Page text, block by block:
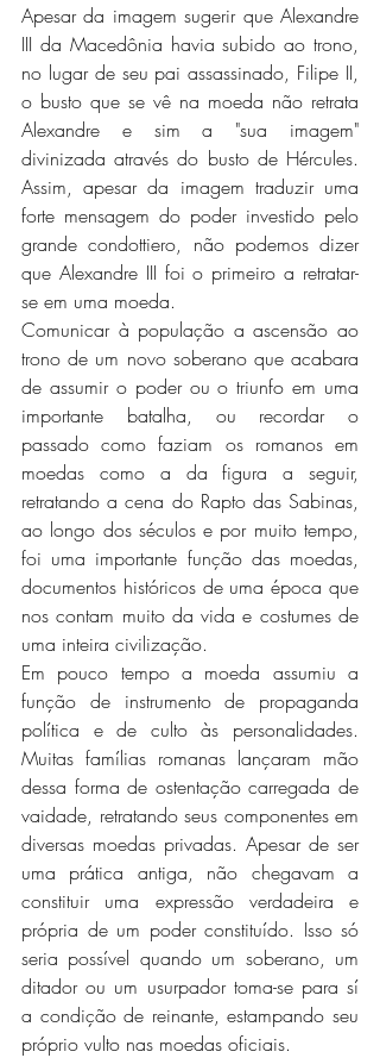
Apesar da imagem sugerir que Alexandre
III da Macedônia havia subido ao trono,
no lugar de seu pai assassinado, Filipe II,
o busto que se vê na moeda não retrata
Alexandre e sim a "sua imagem"
divinizada através do busto de Hércules.
Assim, apesar da imagem traduzir uma
forte mensagem do poder investido pelo
grande condottiero, não podemos dizer
que Alexandre III foi o primeiro a retratar-
se em uma moeda.
Comunicar à população a ascensão ao
trono de um novo soberano que acabara
de assumir o poder ou o triunfo em uma
importante batalha, ou recordar o
passado como faziam os romanos em
moedas como a da figura a seguir,
retratando a cena do Rapto das Sabinas,
ao longo dos séculos e por muito tempo,
foi uma importante função das moedas,
documentos históricos de uma época que
nos contam muito da vida e costumes de
uma inteira civilização.
Em pouco tempo a moeda assumiu a
função de instrumento de propaganda
política e de culto às personalidades.
Muitas famílias romanas lançaram mão
dessa forma de ostentação carregada de
vaidade, retratando seus componentes em
diversas moedas privadas. Apesar de ser
uma prática antiga, não chegavam a
constituir uma expressão verdadeira e
própria de um poder constituído. Isso só
seria possível quando um soberano, um
ditador ou um usurpador toma-se para sí
a condição de reinante, estampando seu
próprio vulto nas moedas oficiais.